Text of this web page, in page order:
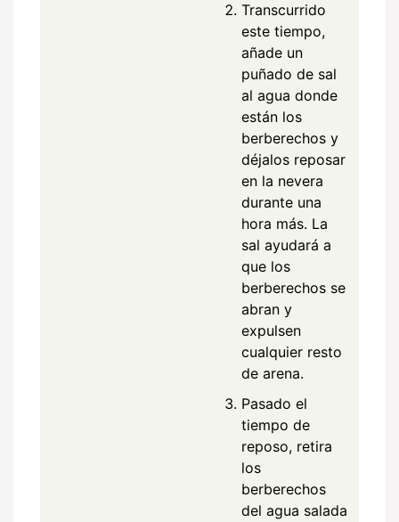
Transcurrido
este tiempo,
añade un
puñado de sal
al agua donde
están los
berberechos y
déjalos reposar
en la nevera
durante una
hora más. La
sal ayudará a
que los
berberechos se
abran y
expulsen
cualquier resto
de arena.
Pasado el
tiempo de
reposo, retira
los
berberechos
del agua salada